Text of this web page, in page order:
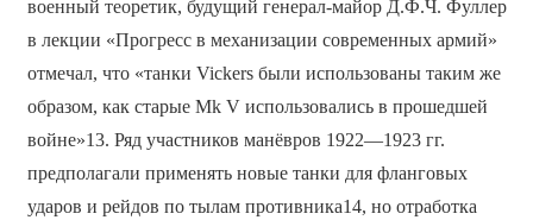
военный теоретик, будущий генерал-майор Д.Ф.Ч. Фуллер
в лекции «Прогресс в механизации современных армий»
отмечал, что «танки Vickers были использованы таким же
образом, как старые Mk V использовались в прошедшей
войне»13. Ряд участников манёвров 1922—1923 гг.
предполагали применять новые танки для фланговых
ударов и рейдов по тылам противника14, но отработка